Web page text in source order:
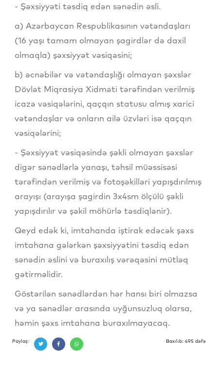
- Şəxsiyyəti təsdiq edən sənədin əsli.
a) Azərbaycan Respublikasının vətəndaşları
(16 yaşı tamam olmayan şagirdlər də daxil
olmaqla) şəxsiyyət vəsiqəsini;
b) əcnəbilər və vətəndaşlığı olmayan şəxslər
Dövlət Miqrasiya Xidməti tərəfindən verilmiş
icazə vəsiqələrini, qaçqın statusu almış xarici
vətəndaşlar və onların ailə üzvləri isə qaçqın
vəsiqələrini;
- Şəxsiyyət vəsiqəsində şəkli olmayan şəxslər
digər sənədlərlə yanaşı, təhsil müəssisəsi
tərəfindən verilmiş və fotoşəkilləri yapışdırılmış
arayışı (arayışa şagirdin 3x4sm ölçülü şəkli
yapışdırılır və şəkil möhürlə təsdiqlənir).
Qeyd edək ki, imtahanda iştirak edəcək şəxs
imtahana gələrkən şəxsiyyətini təsdiq edən
sənədin əslini və buraxılış vərəqəsini mütləq
gətirməlidir.
Göstərilən sənədlərdən hər hansı biri olmazsa
və ya sənədlər arasında uyğunsuzluq olarsa,
həmin şəxs imtahana buraxılmayacaq.
Paylaş: Baxılıb: 495 dəfə